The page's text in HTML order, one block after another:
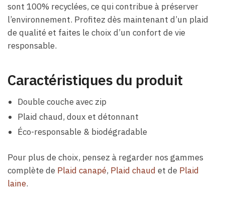
sont 100% recyclées, ce qui contribue à préserver
l’environnement. Profitez dès maintenant d’un plaid
de qualité et faites le choix d’un confort de vie
responsable.
Caractéristiques du produit
Double couche avec zip
Plaid chaud, doux et détonnant
Éco-responsable & biodégradable
Pour plus de choix, pensez à regarder nos gammes
complète de Plaid canapé, Plaid chaud et de Plaid
laine.